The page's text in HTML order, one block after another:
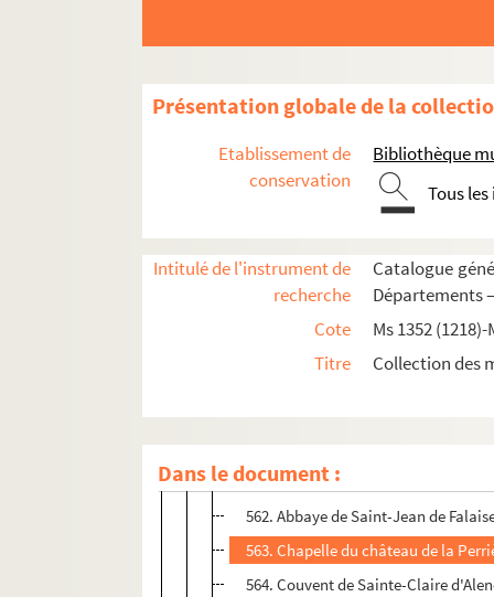
Présentation globale de la
Etablissement de
conservation
Bibliothèque
Tous
Intitulé de l'instrument de
recherche
Catalogue
Départements
Cote
Ms 1352
Titre
Collection des
Dans le document :
RIEUX
LA ROCHELLE
ROUEN
SAINT-BRIEUC
SAINT-MALO
559. Chapitre cathédral de Sées (18
560. Abbaye de Silli (17 avril 1395)
561. Prieuré de la Cochère (2
562. Abbaye de Saint-Jean de
563. Chapelle du château de la
564. Couvent de Sainte-Claire